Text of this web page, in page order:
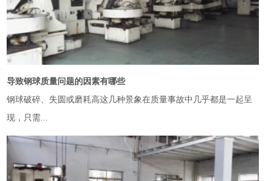
导致钢球质量问题的因素有哪些
钢球破碎、失圆或磨耗高这几种景象在质量事故中几乎都是一起呈
现，只需...